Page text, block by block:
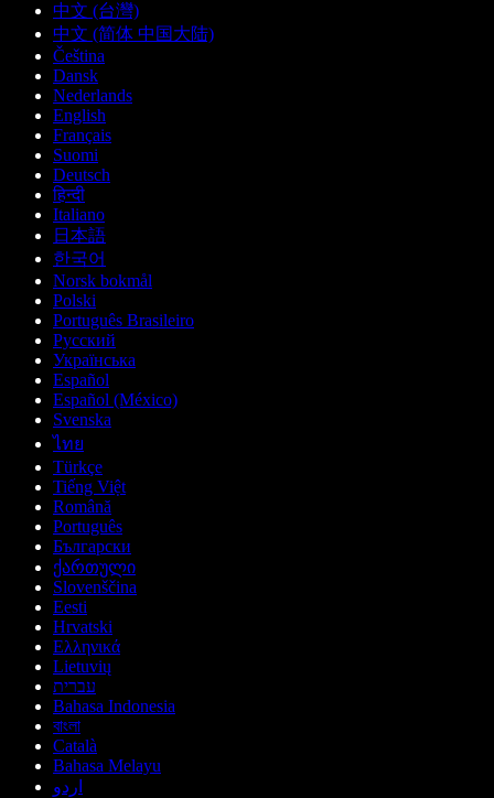
中文 (台灣)
中文 (简体 中国大陆)
Čeština
Dansk
Nederlands
English
Français
Suomi
Deutsch
हिन्दी
Italiano
日本語
한국어
Norsk bokmål
Polski
Português Brasileiro
Русский
Українська
Español
Español (México)
Svenska
ไทย
Türkçe
Tiếng Việt
Română
Português
Български
ქართული
Slovenščina
Eesti
Hrvatski
Ελληνικά
Lietuvių
עברית
Bahasa Indonesia
বাংলা
Català
Bahasa Melayu
اردو